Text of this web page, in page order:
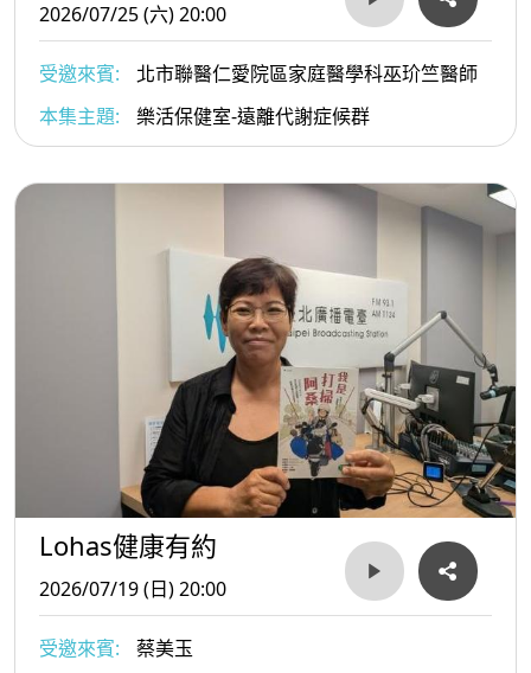
2026/07/25 (六) 20:00
受邀來賓:
北市聯醫仁愛院區家庭醫學科巫玠竺醫師
本集主題:
樂活保健室-遠離代謝症候群
Lohas健康有約
2026/07/19 (日) 20:00
受邀來賓:
蔡美玉